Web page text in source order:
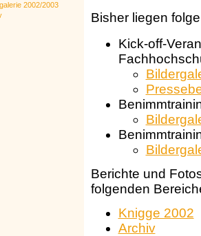
2002/2003
Bisher liegen
Kick-off-
Berichte und
folgenden
Knigge 2002
Archiv